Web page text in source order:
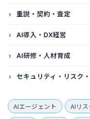
重説・契約・査定
AI導入・DX経営
AI研修・人材育成
セキュリティ・リスク
AIエージェント AIリス